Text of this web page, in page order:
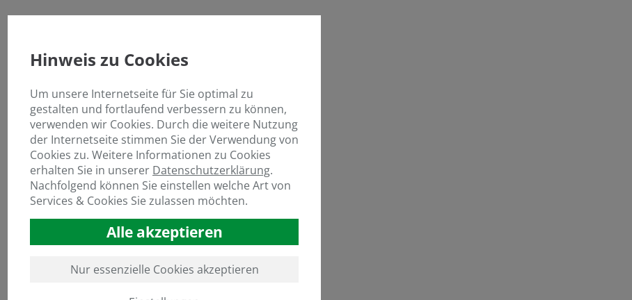
Hinweis zu Cookies
Um unsere Internetseite für Sie optimal zu
gestalten und fortlaufend verbessern zu können,
verwenden wir Cookies. Durch die weitere Nutzung
der Internetseite stimmen Sie der Verwendung von
Cookies zu. Weitere Informationen zu Cookies
erhalten Sie in unserer Datenschutzerklärung.
Nachfolgend können Sie einstellen welche Art von
Services & Cookies Sie zulassen möchten.
Alle akzeptieren
Nur essenzielle Cookies akzeptieren